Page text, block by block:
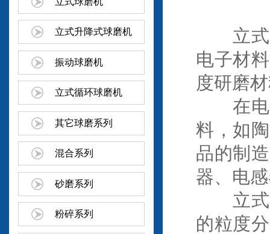
立式升降式球磨机
振动球磨机
立式循环球磨机
其它球磨系列
混合系列
砂磨系列
粉碎系列
立式升
电子材
度研磨
在电
料，如
品的制
器、电
立式升
的粒度